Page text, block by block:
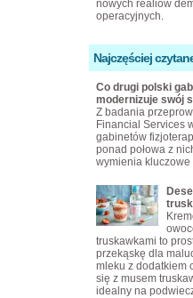
nowych realiów
operacyjnych.
Najczęściej
Co drugi polski
modernizuje swój
Z badania
Financial Services
gabinetów
ponad połowa z
wymienia
truskawkami to
przekąskę dla
mleku z dodatkiem
się z musem
idealny na